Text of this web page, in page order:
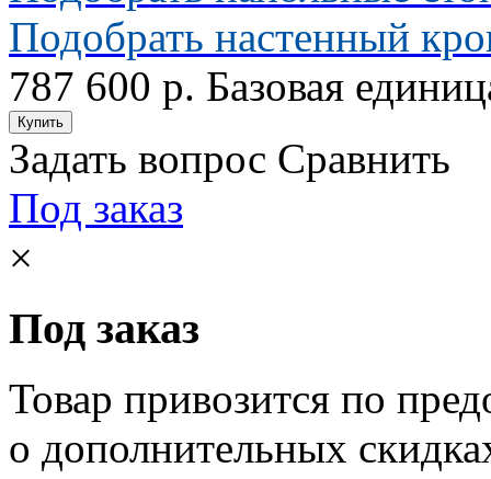
Подобрать настенный
787 600 р. Базовая
Задать вопрос Сравнить
Под заказ
×
Под заказ
Товар привозится по
о дополнительных